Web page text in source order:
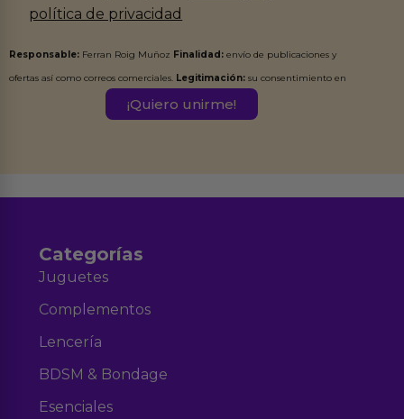
política de privacidad
Responsable: Ferran Roig Muñoz Finalidad: envío de publicaciones y
ofertas así como correos comerciales. Legitimación: su consentimiento en
Destinatarios:Ferran Roig Muñoz. Podrás ejercer tus
Categorías
Juguetes
Complementos
Lencería
BDSM & Bondage
Esenciales